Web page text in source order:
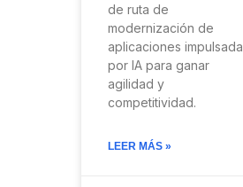
de ruta de
modernización de
aplicaciones impulsada
por IA para ganar
agilidad y
competitividad.
LEER MÁS »